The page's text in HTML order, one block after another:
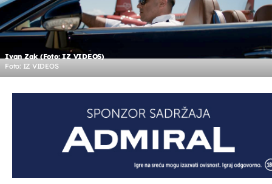
Ivan Zak (Foto: IZ VIDEOS)
Foto: IZ VIDEOS